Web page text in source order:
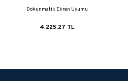
Dokunmatik Ekran Uyumu
4.225,27 TL